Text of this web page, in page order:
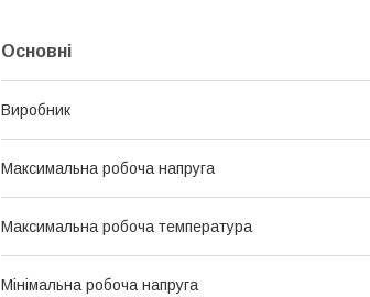
Основні
Виробник
Максимальна робоча напруга
Максимальна робоча температура
Мінімальна робоча напруга